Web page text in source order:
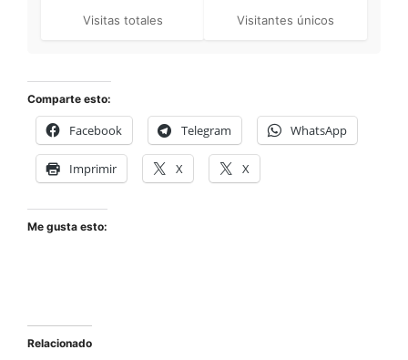
Visitas totales Visitantes únicos
Comparte esto:
Facebook Telegram WhatsApp
Imprimir X X
Me gusta esto:
Relacionado